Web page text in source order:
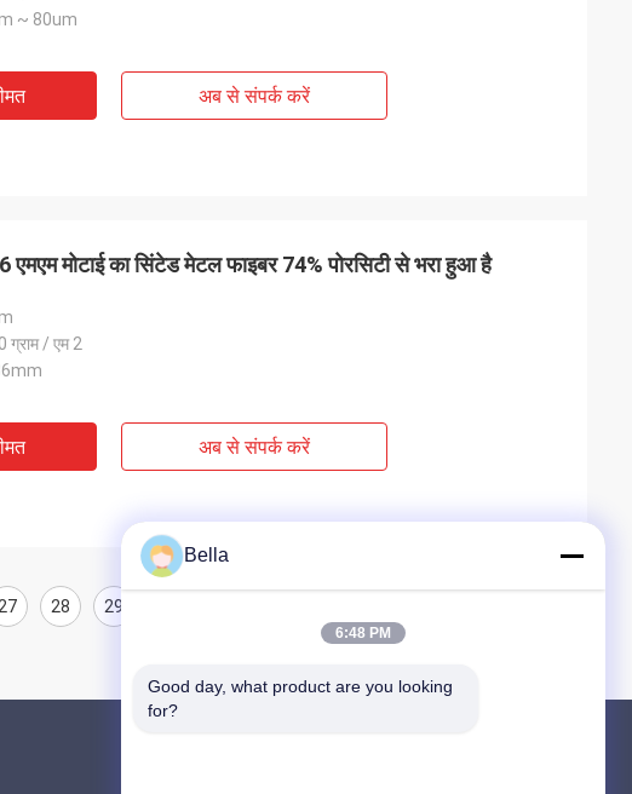
~ 80um
अब से संपर्क करें
एमएम मोटाई का सिंटेड मेटल फाइबर 74% पोरसिटी से भरा हुआ है
ग्राम / एम 2
अब से संपर्क करें
27 28 29
Bella
6:48 PM
Good day, what product are you looking
for?